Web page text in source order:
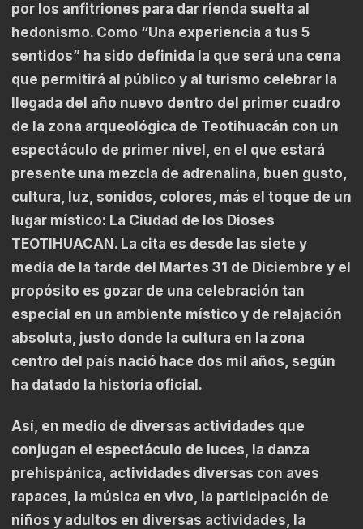
por los anfitriones para dar rienda suelta al
hedonismo. Como “Una experiencia a tus 5
sentidos” ha sido definida la que será una cena
que permitirá al público y al turismo celebrar la
llegada del año nuevo dentro del primer cuadro
de la zona arqueológica de Teotihuacán con un
espectáculo de primer nivel, en el que estará
presente una mezcla de adrenalina, buen gusto,
cultura, luz, sonidos, colores, más el toque de un
lugar místico: La Ciudad de los Dioses
TEOTIHUACAN. La cita es desde las siete y
media de la tarde del Martes 31 de Diciembre y el
propósito es gozar de una celebración tan
especial en un ambiente místico y de relajación
absoluta, justo donde la cultura en la zona
centro del país nació hace dos mil años, según
ha datado la historia oficial.
Así, en medio de diversas actividades que
conjugan el espectáculo de luces, la danza
prehispánica, actividades diversas con aves
rapaces, la música en vivo, la participación de
niños y adultos en diversas actividades, la